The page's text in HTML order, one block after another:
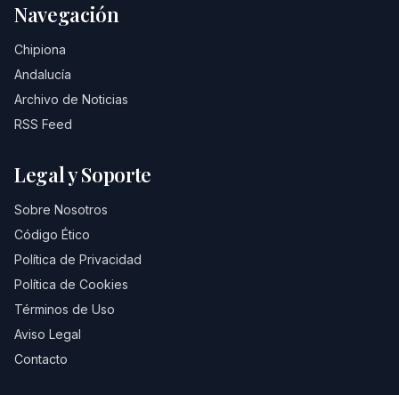
Navegación
Chipiona
Andalucía
Archivo de Noticias
RSS Feed
Legal y Soporte
Sobre Nosotros
Código Ético
Política de Privacidad
Política de Cookies
Términos de Uso
Aviso Legal
Contacto